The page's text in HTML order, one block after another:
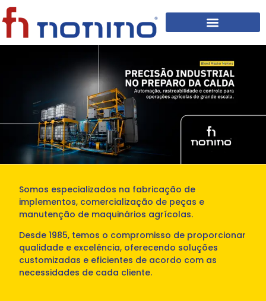
Somos especializados na fabricação de
implementos, comercialização de peças e
manutenção de maquinários agrícolas.
Desde 1985, temos o compromisso de proporcionar
qualidade e excelência, oferecendo soluções
customizadas e eficientes de acordo com as
necessidades de cada cliente.